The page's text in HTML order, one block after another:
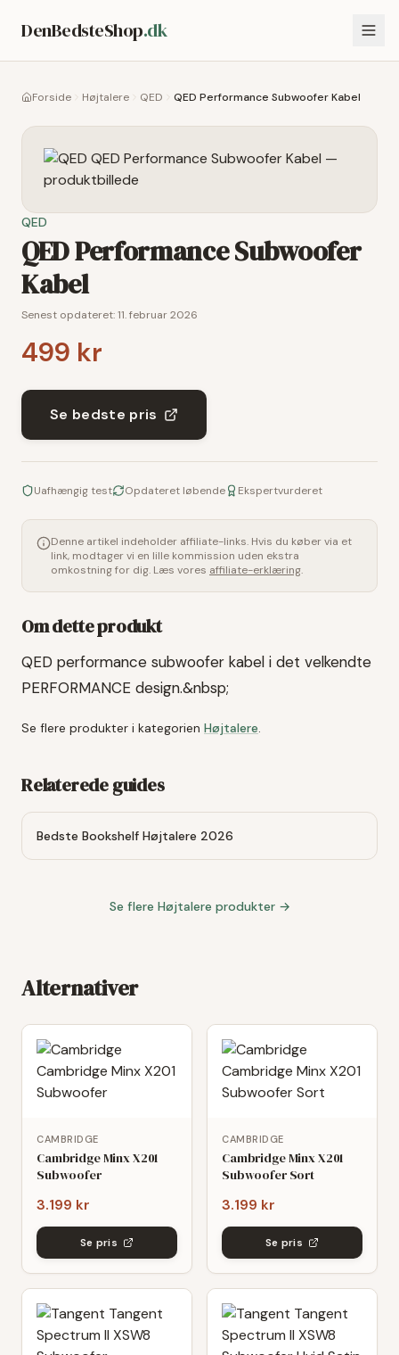
DenBedsteShop.dk
Forside Højtalere QED QED Performance Subwoofer Kabel
QED
QED Performance Subwoofer
Kabel
Senest opdateret:11. februar 2026
499 kr
Se bedste pris
Uafhængig test Opdateret løbende Ekspertvurderet
Denne artikel indeholder affiliate-links. Hvis du køber via et
link, modtager vi en lille kommission uden ekstra
omkostning for dig. Læs vores affiliate-erklæring.
Om dette produkt
QED performance subwoofer kabel i det velkendte
PERFORMANCE design.&nbsp;
Se flere produkter i kategorien Højtalere.
Relaterede guides
Bedste Bookshelf Højtalere 2026
Se flere Højtalere produkter →
Alternativer
CAMBRIDGE
Cambridge Minx X201
Subwoofer
3.199 kr
Se pris
CAMBRIDGE
Cambridge Minx X201
Subwoofer Sort
3.199 kr
Se pris